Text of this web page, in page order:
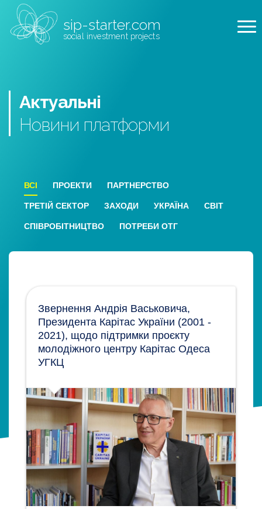
sip-starter.com
social investment projects
Актуальні
Новини платформи
ВСІ ПРОЕКТИ ПАРТНЕРСТВО
ТРЕТІЙ СЕКТОР ЗАХОДИ УКРАЇНА СВІТ
СПІВРОБІТНИЦТВО ПОТРЕБИ ОТГ
Звернення Андрія Васьковича,
Президента Карітас України (2001 -
2021), щодо підтримки проєкту
молодіжного центру Карітас Одеса
УГКЦ